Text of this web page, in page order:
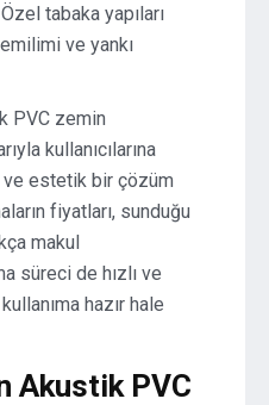
tabaka yapıları
ve yankı
PVC zemin
kullanıcılarına
estetik bir çözüm
fiyatları, sunduğu
makul
süreci de hızlı ve
hazır hale
Akustik PVC